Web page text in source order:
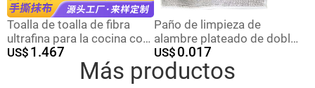
Toalla de toalla de fibra
ultrafina para la cocina con
absorción de agua no fácil
US$ 1.467
Paño de limpieza de
alambre plateado de doble
cara para uso diario, paño
de limpieza de cocina
antiadherente para estufas,
US$ 0.017
Más productos